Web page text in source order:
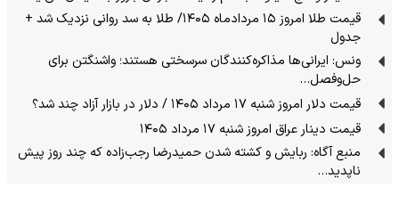
قیمت طلا امروز ۱۵ مردادماه ۱۴۰۵/ طلا به سد روانی نزدیک شد +
جدول
ونس: ایرانی‌ها مذاکره‌کنندگان سرسختی هستند؛ واشنگتن برای
حل‌وفصل…
قیمت دلار امروز شنبه ۱۷ مرداد ۱۴۰۵ / دلار در بازار آزاد چند شد؟
قیمت دینار عراق امروز شنبه ۱۷ مرداد ۱۴۰۵
منبع آگاه: ربایش و کشته شدن حمیدرضا رجب‌زاده که چند روز پیش
ناپدید…